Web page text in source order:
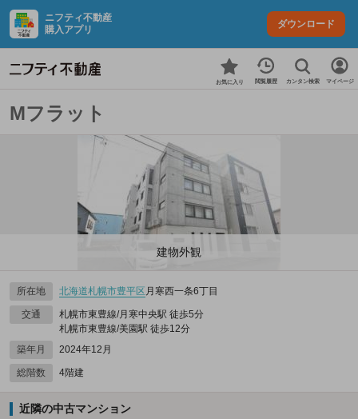
ニフティ不動産
購入アプリ
ダウンロード
お気に入り 閲覧履歴 カンタン検索 マイページ
Mフラット
建物外観
所在地 北海道札幌市豊平区 月寒西一条6丁目
交通
札幌市東豊線/月寒中央駅 徒歩5分
札幌市東豊線/美園駅 徒歩12分
築年月
2024年12月
総階数 4階建
近隣の中古マンション